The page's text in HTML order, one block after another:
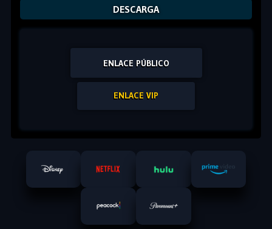
DESCARGA
ENLACE PÚBLICO
ENLACE VIP